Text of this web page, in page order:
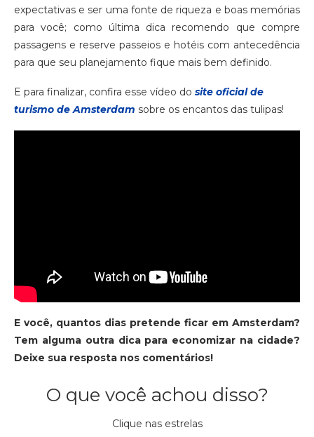
expectativas e ser uma fonte de riqueza e boas memórias
para você; como última dica recomendo que compre
passagens e reserve passeios e hotéis com antecedência
para que seu planejamento fique mais bem definido.
E para finalizar, confira esse vídeo do site oficial de
turismo de Amsterdam sobre os encantos das tulipas!
E você, quantos dias pretende ficar em Amsterdam?
Tem alguma outra dica para economizar na cidade?
Deixe sua resposta nos comentários!
O que você achou disso?
Clique nas estrelas